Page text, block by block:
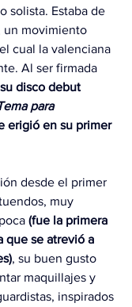
solista. Estaba de
un movimiento
cual la valenciana
Al ser firmada
su disco debut
para
erigió en su primer
desde el primer
muy
(fue la primera
que se atrevió a
, su buen gusto
maquillajes y
inspirados